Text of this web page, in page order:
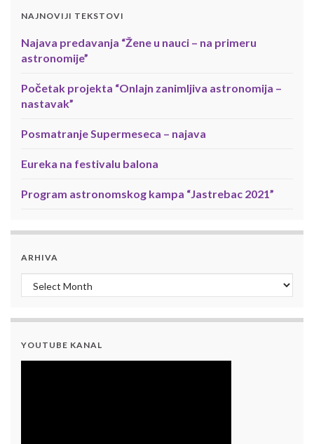
NAJNOVIJI TEKSTOVI
Najava predavanja “Žene u nauci – na primeru
astronomije”
Početak projekta “Onlajn zanimljiva astronomija –
nastavak”
Posmatranje Supermeseca – najava
Eureka na festivalu balona
Program astronomskog kampa “Jastrebac 2021”
ARHIVA
Arhiva
YOUTUBE KANAL